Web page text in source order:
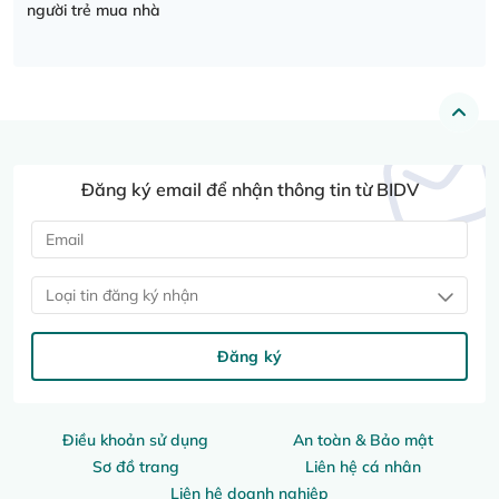
người trẻ mua nhà
Điều khoản sử dụng
An toàn & Bảo mật
Sơ đồ trang
Liên hệ cá nhân
Liên hệ doanh nghiệp
Đăng ký email để nhận thông tin từ BIDV
Loại tin đăng ký nhận
Đăng ký